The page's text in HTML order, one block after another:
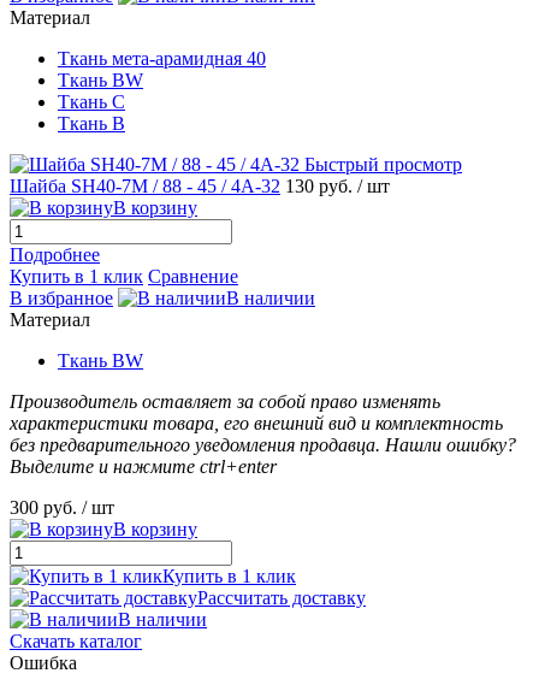
Материал
Ткань мета-арамидная 40
Ткань BW
Ткань С
Ткань B
Быстрый просмотр
Шайба SH40-7M / 88 - 45 / 4А-32 130 руб. / шт
В корзину
Подробнее
Купить в 1 клик Сравнение
В избранное
В наличии
Материал
Ткань BW
Производитель оставляет за собой право изменять
характеристики товара, его внешний вид и комплектность
без предварительного уведомления продавца. Нашли ошибку?
Выделите и нажмите ctrl+enter
300 руб. / шт
В корзину
Купить в 1 клик
Рассчитать доставку
В наличии
Скачать каталог
Ошибка